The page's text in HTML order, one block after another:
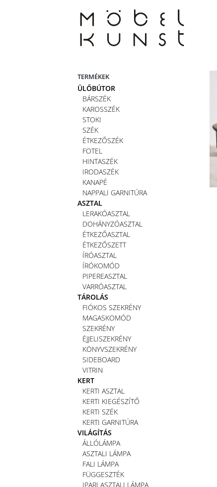
TERMÉKEK
ÜLŐBÚTOR
BÁRSZÉK
KAROSSZÉK
STOKI
SZÉK
ÉTKEZŐSZÉK
FOTEL
HINTASZÉK
IRODASZÉK
KANAPÉ
NAPPALI GARNITÚRA
ASZTAL
LERAKÓASZTAL
DOHÁNYZÓASZTAL
ÉTKEZŐASZTAL
ÉTKEZŐSZETT
ÍRÓASZTAL
ÍRÓKOMÓD
PIPEREASZTAL
VARRÓASZTAL
TÁROLÁS
FIÓKOS SZEKRÉNY
MAGASKOMÓD
SZEKRÉNY
ÉJJELISZEKRÉNY
KÖNYVSZEKRÉNY
SIDEBOARD
VITRIN
KERT
KERTI ASZTAL
KERTI KIEGÉSZÍTŐ
KERTI SZÉK
KERTI GARNITÚRA
VILÁGÍTÁS
ÁLLÓLÁMPA
ASZTALI LÁMPA
FALI LÁMPA
FÜGGESZTÉK
IPARI ASZTALI LÁMPA